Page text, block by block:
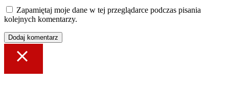
Zapamiętaj moje dane w tej przeglądarce podczas pisania
kolejnych komentarzy.